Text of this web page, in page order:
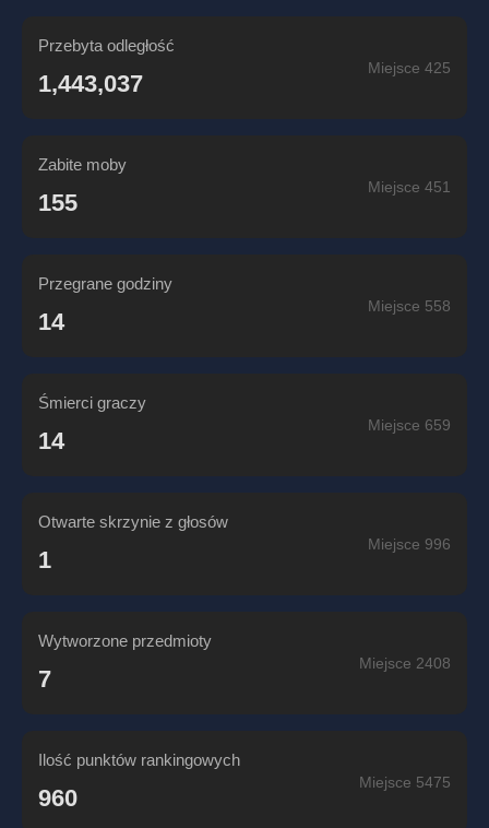
Przebyta odległość
1,443,037
Miejsce 425
Zabite moby
155
Miejsce 451
Przegrane godziny
14
Miejsce 558
Śmierci graczy
14
Miejsce 659
Otwarte skrzynie z głosów
1
Miejsce 996
Wytworzone przedmioty
7
Miejsce 2408
Ilość punktów rankingowych
960
Miejsce 5475